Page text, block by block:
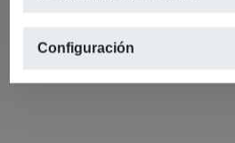
Configuración